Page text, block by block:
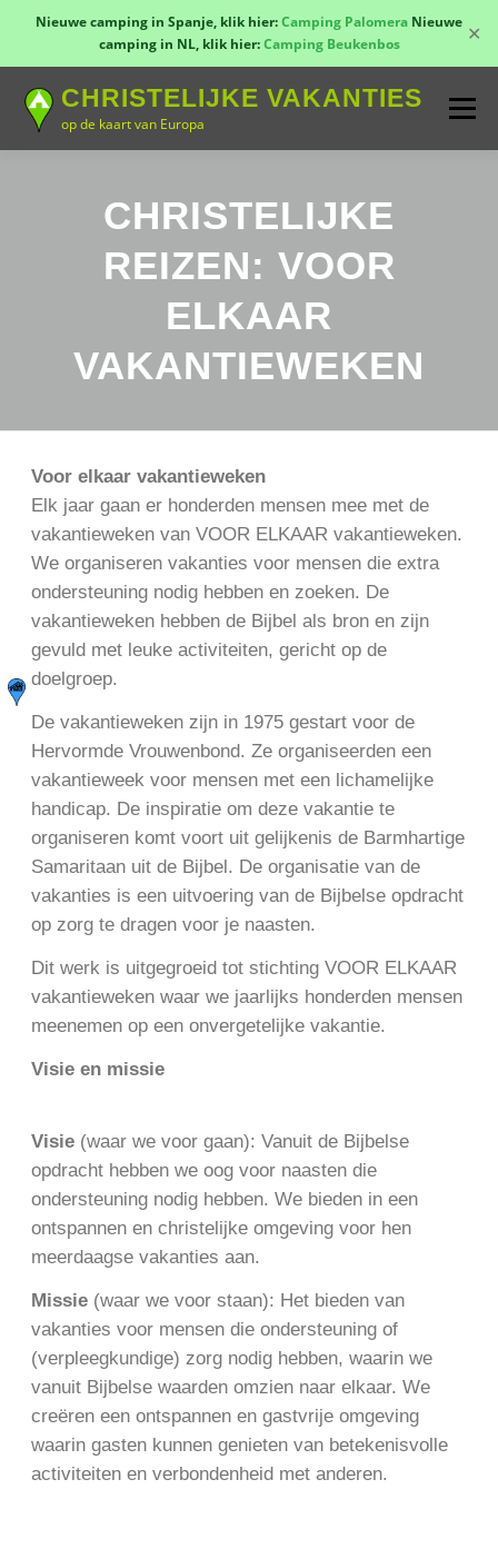
Nieuwe camping in Spanje, klik hier:Camping Palomera Nieuwe
camping in NL, klik hier:Camping Beukenbos ✕
inhoud
CHRISTELIJKE VAKANTIES
op de kaart van Europa
Menu
AANMELDEN GROEPSREIZEN KAMPEN
CHRISTELIJKE
REIZEN: VOOR
ELKAAR
VAKANTIEWEKEN
Voor elkaar vakantieweken
Elk jaar gaan er honderden mensen mee met de
vakantieweken van VOOR ELKAAR vakantieweken.
We organiseren vakanties voor mensen die extra
ondersteuning nodig hebben en zoeken. De
vakantieweken hebben de Bijbel als bron en zijn
gevuld met leuke activiteiten, gericht op de
doelgroep.
De vakantieweken zijn in 1975 gestart voor de
Hervormde Vrouwenbond. Ze organiseerden een
vakantieweek voor mensen met een lichamelijke
handicap. De inspiratie om deze vakantie te
organiseren komt voort uit gelijkenis de Barmhartige
Samaritaan uit de Bijbel. De organisatie van de
vakanties is een uitvoering van de Bijbelse opdracht
op zorg te dragen voor je naasten.
Dit werk is uitgegroeid tot stichting VOOR ELKAAR
vakantieweken waar we jaarlijks honderden mensen
meenemen op een onvergetelijke vakantie.
Visie en missie
Visie (waar we voor gaan): Vanuit de Bijbelse
opdracht hebben we oog voor naasten die
ondersteuning nodig hebben. We bieden in een
ontspannen en christelijke omgeving voor hen
meerdaagse vakanties aan.
Missie (waar we voor staan): Het bieden van
vakanties voor mensen die ondersteuning of
(verpleegkundige) zorg nodig hebben, waarin we
vanuit Bijbelse waarden omzien naar elkaar. We
creëren een ontspannen en gastvrije omgeving
waarin gasten kunnen genieten van betekenisvolle
activiteiten en verbondenheid met anderen.